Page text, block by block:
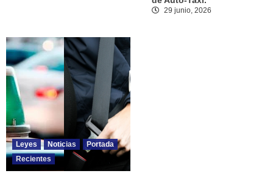
29 junio, 2026
Leyes Noticias
Portada
Recientes